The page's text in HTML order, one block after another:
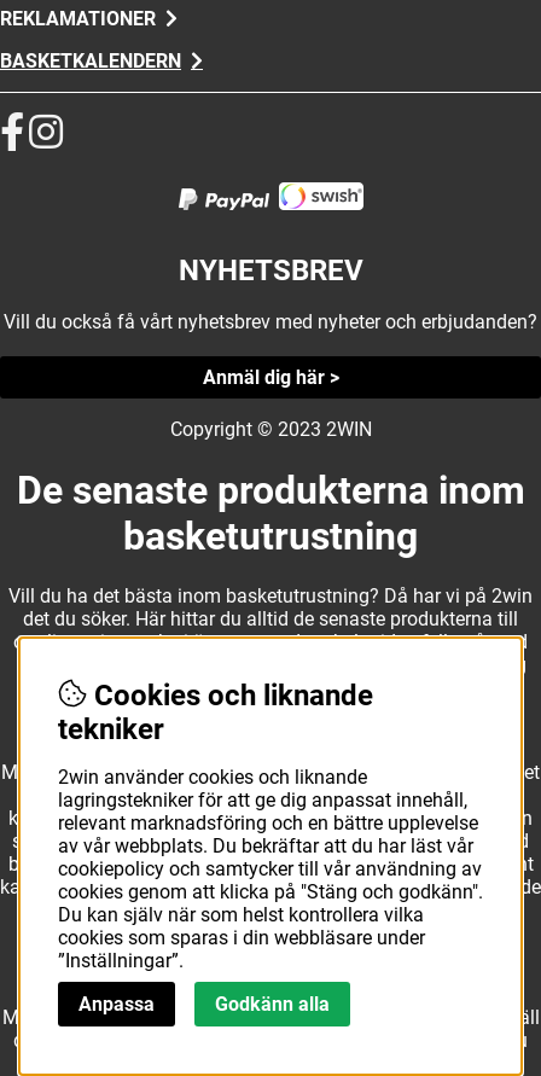
REKLAMATIONER
BASKETKALENDERN
NYHETSBREV
Vill du också få vårt nyhetsbrev med nyheter och erbjudanden?
Anmäl dig här >
Copyright © 2023 2WIN
De senaste produkterna inom
basketutrustning
Vill du ha det bästa inom basketutrustning? Då har vi på 2win
det du söker. Här hittar du alltid de senaste produkterna till
otroliga priser, och vi är noga med att hela tiden fylla på med
nyheter i webbshopen. Det gör oss till ett naturligt val för dig
som vill ha utrustning som överträffar alla andra märken.
Med ett av Sveriges största kläd- och skosortiment inom basket
kan vi erbjuda allt som du eller din klubb behöver. Välj ut
kvalitativa basketbollar och basketskor från välkända märken
som Molten, Nike, Adidas och Spalding och komplettera med
basketkläder från Jordan. I vårt breda och prisvärda sortiment
kan vi erbjuda matchkläder som ger maximal rörelsefrihet, både
på och utanför planen. Oavsett vad du behöver för
basketutrustning kan du vara säker på att hitta den här.
Med över 10 års erfarenhet av branschen kan vi vår sak. Beställ
det just du behöver i webbshopen redan idag. Hos oss får du
Cookies och liknande
tekniker
2win använder cookies och liknande
lagringstekniker för att ge dig anpassat innehåll,
relevant marknadsföring och en bättre upplevelse
av vår webbplats. Du bekräftar att du har läst vår
cookiepolicy och samtycker till vår användning av
cookies genom att klicka på "Stäng och godkänn".
Du kan själv när som helst kontrollera vilka
cookies som sparas i din webbläsare under
”Inställningar”.
Anpassa
Godkänn alla